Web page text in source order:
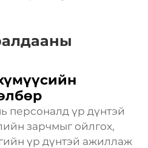
персоналд үр дүнтэй
зарчмыг ойлгох,
үр дүнтэй ажиллаж